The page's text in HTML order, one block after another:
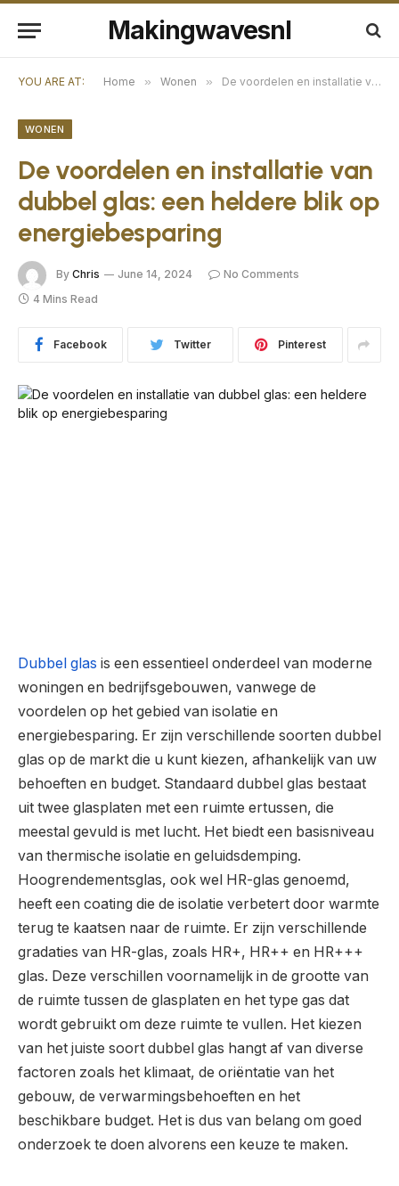
Makingwavesnl
YOU ARE AT: Home » Wonen » De voordelen en installatie van dubbel glas: een heldere blik op energiebesparing
WONEN
De voordelen en installatie van
dubbel glas: een heldere blik op
energiebesparing
By Chris June 14, 2024
No Comments
4 Mins Read
Facebook Twitter Pinterest
Dubbel glas is een essentieel onderdeel van moderne
woningen en bedrijfsgebouwen, vanwege de
voordelen op het gebied van isolatie en
energiebesparing. Er zijn verschillende soorten dubbel
glas op de markt die u kunt kiezen, afhankelijk van uw
behoeften en budget. Standaard dubbel glas bestaat
uit twee glasplaten met een ruimte ertussen, die
meestal gevuld is met lucht. Het biedt een basisniveau
van thermische isolatie en geluidsdemping.
Hoogrendementsglas, ook wel HR-glas genoemd,
heeft een coating die de isolatie verbetert door warmte
terug te kaatsen naar de ruimte. Er zijn verschillende
gradaties van HR-glas, zoals HR+, HR++ en HR+++
glas. Deze verschillen voornamelijk in de grootte van
de ruimte tussen de glasplaten en het type gas dat
wordt gebruikt om deze ruimte te vullen. Het kiezen
van het juiste soort dubbel glas hangt af van diverse
factoren zoals het klimaat, de oriëntatie van het
gebouw, de verwarmingsbehoeften en het
beschikbare budget. Het is dus van belang om goed
onderzoek te doen alvorens een keuze te maken.